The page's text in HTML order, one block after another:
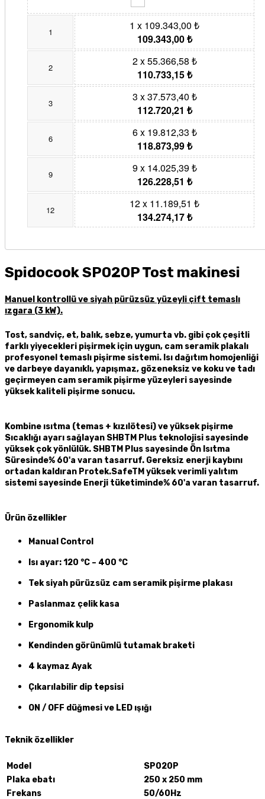
1
1 x 109.343,00 ₺
109.343,00 ₺
2
2 x 55.366,58 ₺
110.733,15 ₺
3
3 x 37.573,40 ₺
112.720,21 ₺
6
6 x 19.812,33 ₺
118.873,99 ₺
9
9 x 14.025,39 ₺
126.228,51 ₺
12
12 x 11.189,51 ₺
134.274,17 ₺
Spidocook SP020P Tost makinesi
Manuel kontrollü ve siyah pürüzsüz yüzeyli çift temaslı
ızgara (3 kW).
Tost, sandviç, et, balık, sebze, yumurta vb. gibi çok çeşitli
farklı yiyecekleri pişirmek için uygun, cam seramik plakalı
profesyonel temaslı pişirme sistemi. Isı dağıtım homojenliği
ve darbeye dayanıklı, yapışmaz, gözeneksiz ve koku ve tadı
geçirmeyen cam seramik pişirme yüzeyleri sayesinde
yüksek kaliteli pişirme sonucu.
Kombine ısıtma (temas + kızılötesi) ve yüksek pişirme
Sıcaklığı ayarı sağlayan SHBTM Plus teknolojisi sayesinde
yüksek çok yönlülük. SHBTM Plus sayesinde Ön Isıtma
Süresinde% 60'a varan tasarruf. Gereksiz enerji kaybını
ortadan kaldıran Protek.SafeTM yüksek verimli yalıtım
sistemi sayesinde Enerji tüketiminde% 60'a varan tasarruf.
Ürün özellikler
Manual Control
Isı ayar: 120 °C – 400 °C
Tek siyah pürüzsüz cam seramik pişirme plakası
Paslanmaz çelik kasa
Ergonomik kulp
Kendinden görünümlü tutamak braketi
4 kaymaz Ayak
Çıkarılabilir dip tepsisi
ON / OFF düğmesi ve LED ışığı
Teknik özellikler
Model
SP020P
Plaka ebatı
250 x 250 mm
Frekans
50/60Hz